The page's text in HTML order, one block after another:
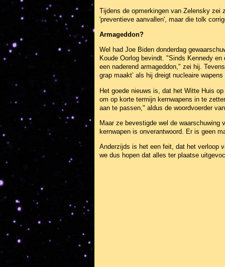
Tijdens de opmerkingen van Zelensky
'preventieve aanvallen', maar die tolk
Armageddon?
Wel had Joe Biden donderdag
Koude Oorlog bevindt. "Sinds Kennedy
een naderend armageddon," zei hij.
grap maakt’ als hij dreigt nucleaire
Het goede nieuws is, dat het Witte Huis
om op korte termijn kernwapens in te
aan te passen," aldus de woordvoerder
Maar ze bevestigde wel de
kernwapen is onverantwoord. Er is geen
Anderzijds is het een feit, dat het verloop
we dus hopen dat alles ter plaatse